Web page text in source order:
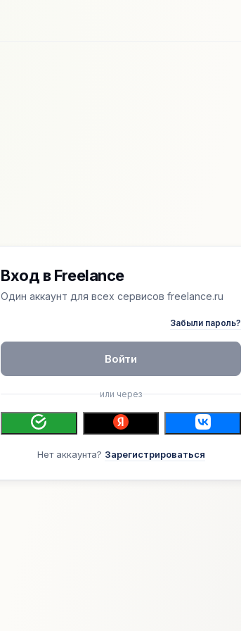
Вход в Freelance
Один аккаунт для всех сервисов freelance.ru
Забыли пароль?
Войти
или через
Нет аккаунта? Зарегистрироваться